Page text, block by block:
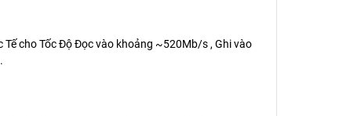
Tế cho Tốc Độ Đọc vào khoảng ~520Mb/s , Ghi vào